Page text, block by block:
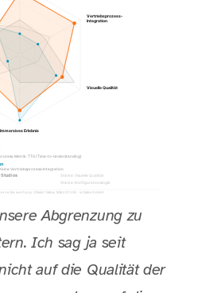
Abgrenzung zu
Ich sag ja seit
auf die Qualität der